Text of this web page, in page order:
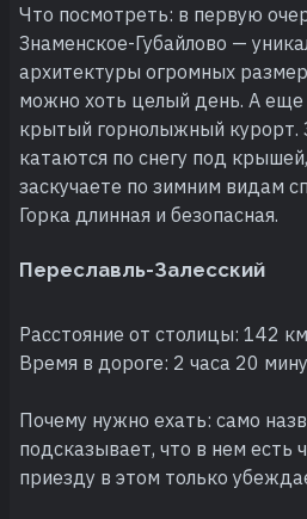
Что посмотреть: в первую
Знаменское-Губайлово —
архитектуры огромных
можно хоть целый день. А еще
крытый горнолыжный курорт.
катаются по снегу под
заскучаете по зимним видам
Горка длинная и безопасная.
Переславль-Залесский
Расстояние от столицы: 142
Время в дороге: 2 часа 20
Почему нужно ехать: само
подсказывает, что в нем есть
приезду в этом только